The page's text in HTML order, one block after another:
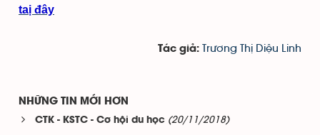
taị đây
Tác giả: Trương Thị Diệu Linh
NHỮNG TIN MỚI HƠN
CTK - KSTC - Cơ hội du học (20/11/2018)